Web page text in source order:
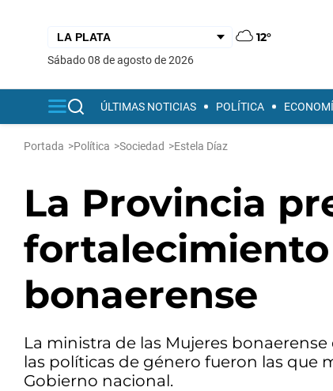
12°
sábado 08 de agosto de 2026
ÚLTIMAS NOTICIAS POLÍTICA
Portada >Política >Sociedad >Estela Díaz
La Provincia
fortalecimiento
bonaerense
La ministra de las Mujeres
las políticas de género fueron las
Gobierno nacional.